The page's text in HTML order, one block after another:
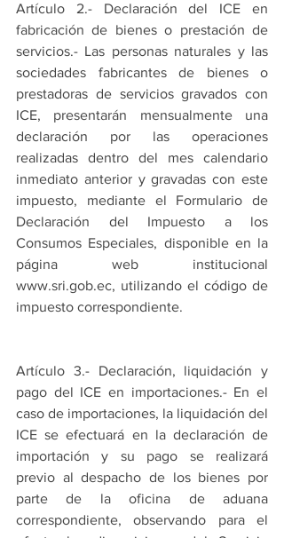
Artículo 2.- Declaración del ICE en
fabricación de bienes o prestación de
servicios.- Las personas naturales y las
sociedades fabricantes de bienes o
prestadoras de servicios gravados con
ICE, presentarán mensualmente una
declaración por las operaciones
realizadas dentro del mes calendario
inmediato anterior y gravadas con este
impuesto, mediante el Formulario de
Declaración del Impuesto a los
Consumos Especiales, disponible en la
página web institucional
www.sri.gob.ec, utilizando el código de
impuesto correspondiente.
Artículo 3.- Declaración, liquidación y
pago del ICE en importaciones.- En el
caso de importaciones, la liquidación del
ICE se efectuará en la declaración de
importación y su pago se realizará
previo al despacho de los bienes por
parte de la oficina de aduana
correspondiente, observando para el